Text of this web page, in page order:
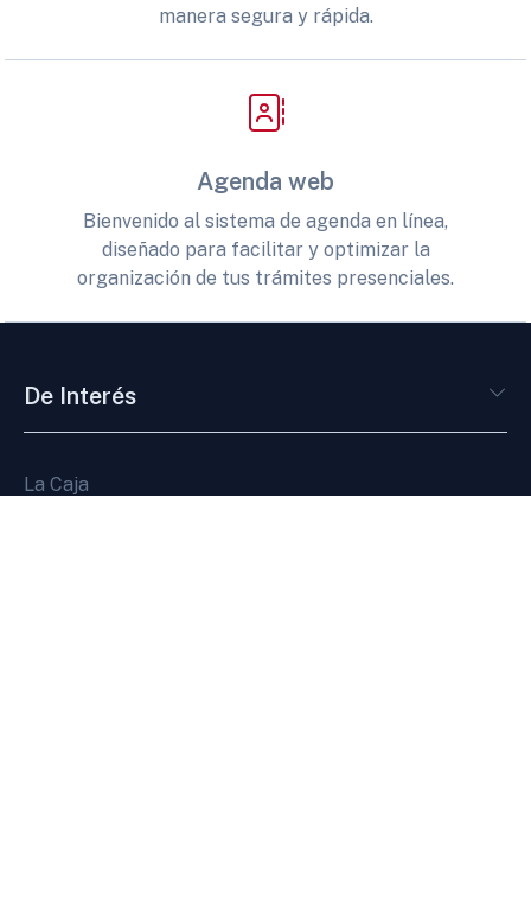
manera segura y rápida.
Agenda web
Bienvenido al sistema de agenda en línea,
diseñado para facilitar y optimizar la
organización de tus trámites presenciales.
De Interés
La Caja